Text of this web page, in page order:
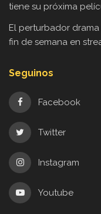
tiene su próxima
El perturbador
fin de semana en
Seguinos
Facebook
Twitter
Instagram
Youtube